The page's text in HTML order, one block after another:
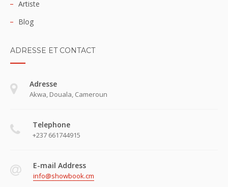
Artiste
Blog
ADRESSE ET CONTACT
Adresse
Akwa, Douala, Cameroun
Telephone
+237 661744915
E-mail Address
info@showbook.cm